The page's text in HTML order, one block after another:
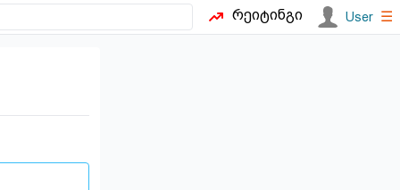
რეიტინგი User ☰